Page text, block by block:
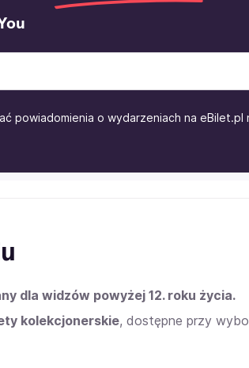
powiadomienia o wydarzeniach na eBilet.pl
dla widzów powyżej 12. roku życia.
kolekcjonerskie, dostępne przy